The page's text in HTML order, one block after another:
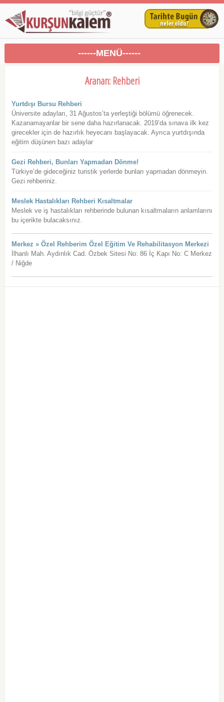
------MENÜ------
Aranan: Rehberi
Yurtdışı Bursu Rehberi
Üniversite adayları, 31 Ağustos’ta yerleştiği bölümü öğrenecek.
Kazanamayanlar bir sene daha hazırlanacak. 2019’da sınava ilk kez
girecekler için de hazırlık heyecanı başlayacak. Ayrıca yurtdışında
eğitim düşünen bazı adaylar
Gezi Rehberi, Bunları Yapmadan Dönme!
Türkiye’de gideceğiniz turistik yerlerde bunları yapmadan dönmeyin.
Gezi rehberiniz.
Meslek Hastalıkları Rehberi Kısaltmalar
Meslek ve iş hastalıkları rehberinde bulunan kısaltmaların anlamlarını
bu içerikte bulacaksınız.
Merkez » Özel Rehberim Özel Eğitim Ve Rehabilitasyon Merkezi
İlhanlı Mah. Aydınlık Cad. Özbek Sitesi No: 86 İç Kapı No: C Merkez
/ Niğde